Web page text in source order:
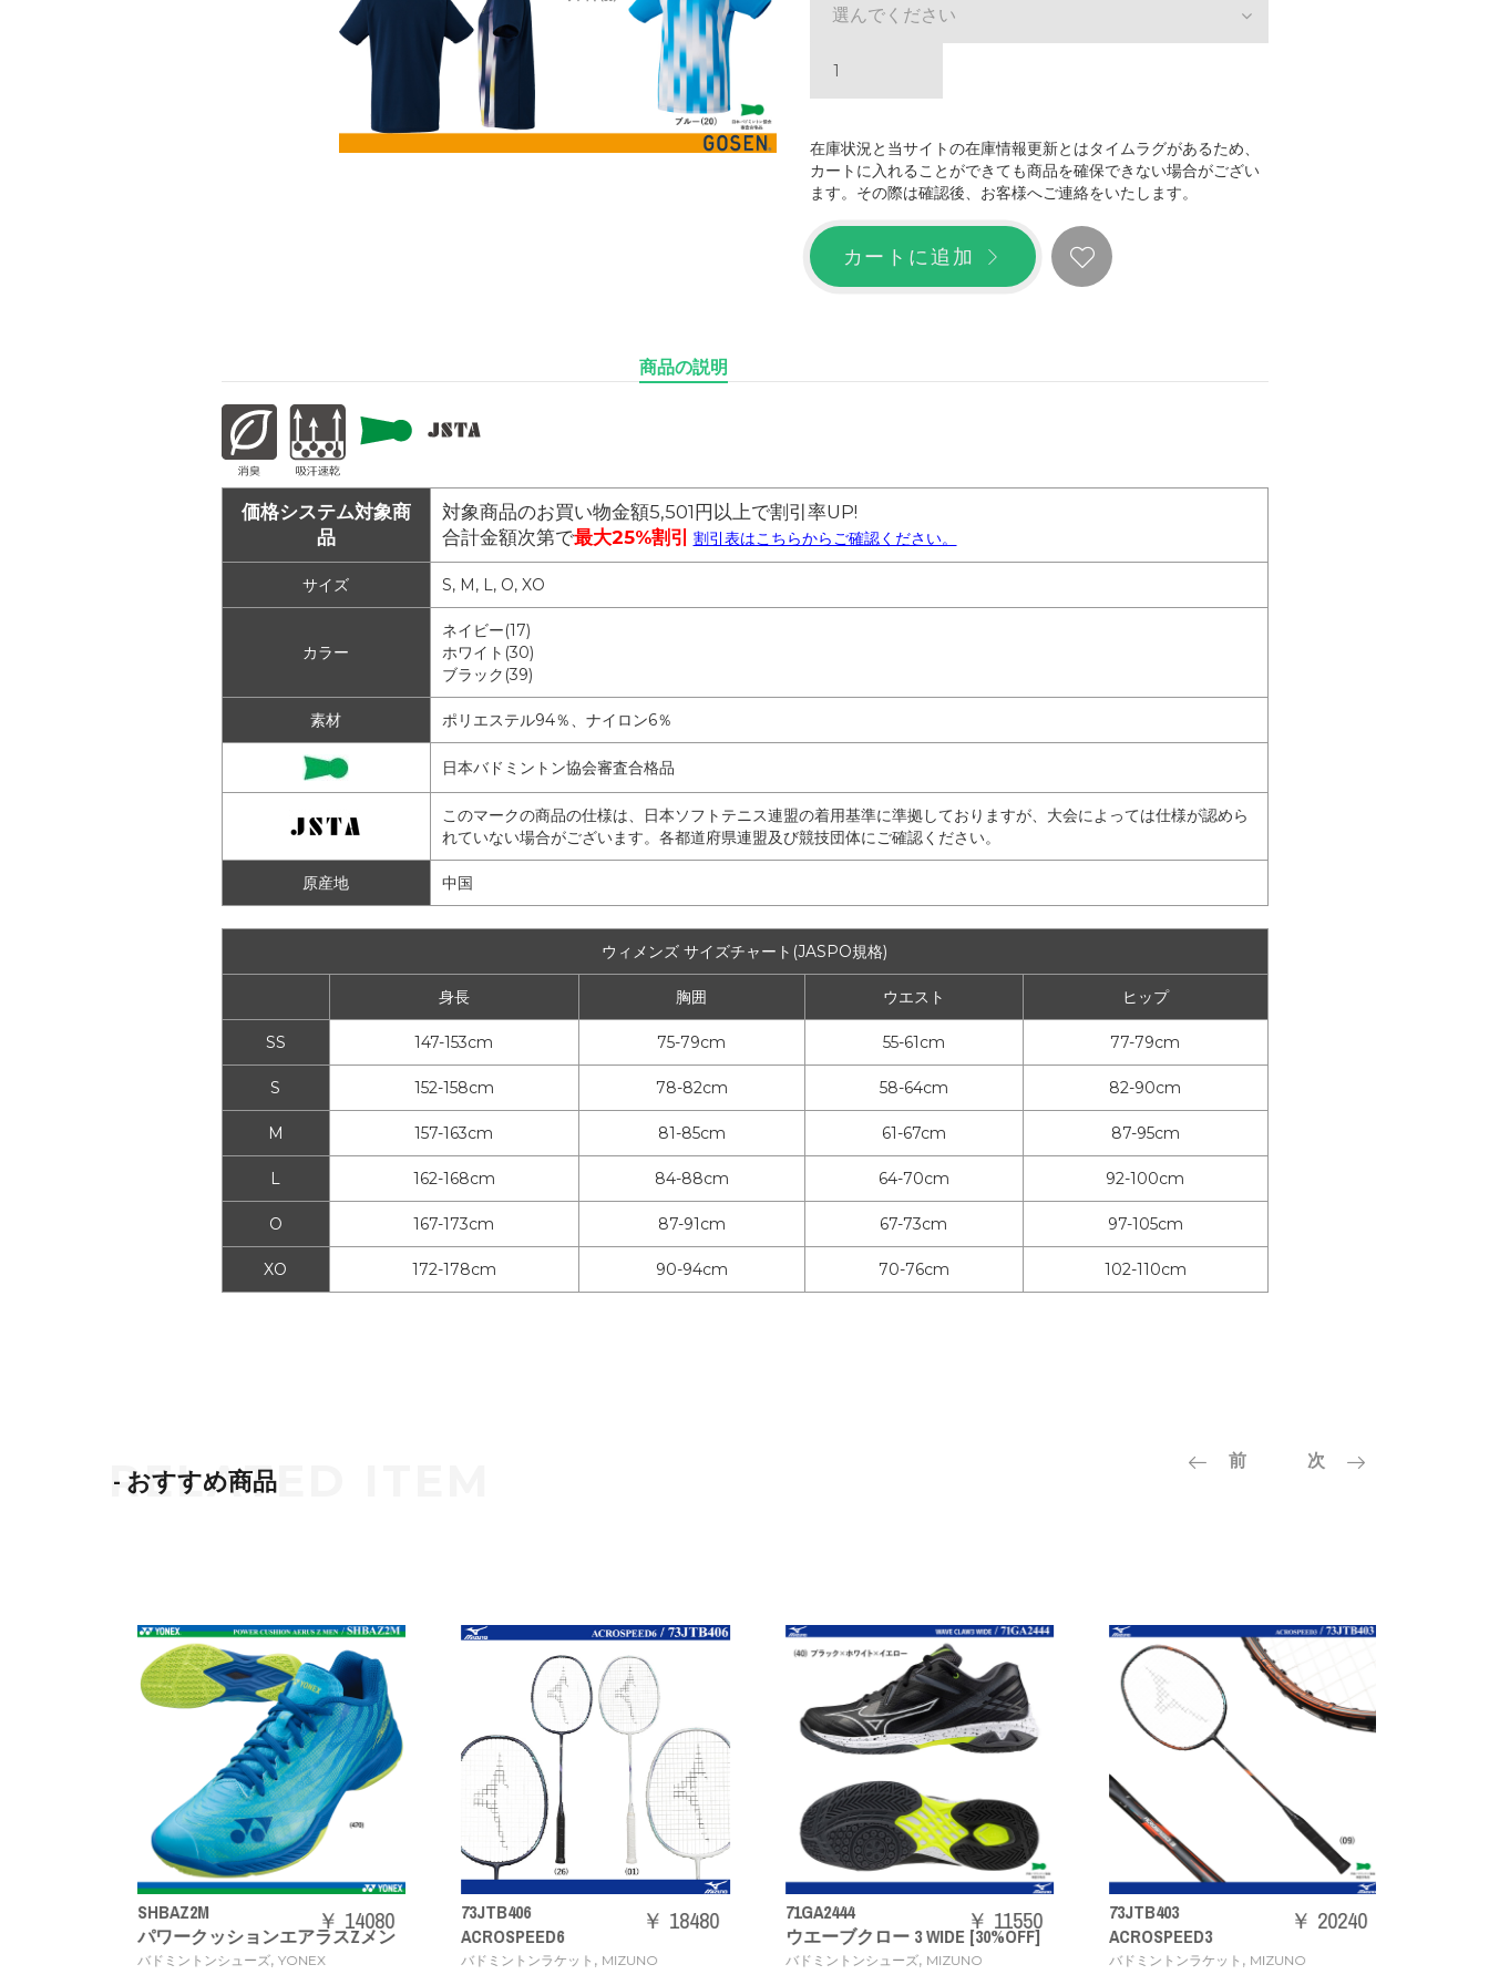
選んでください
在庫状況と当サイトの在庫情報更新とはタイムラグがあるため、
カートに入れることができても商品を確保できない場合がござい
ます。その際は確認後、お客様へご連絡をいたします。
カートに追加
商品の説明
価格システム対象商
品
対象商品のお買い物金額5,501円以上で割引率UP!
合計金額次第で最大25%割引 割引表はこちらからご確認ください。
サイズ S, M, L, O, XO
カラー
ネイビー(17)
ホワイト(30)
ブラック(39)
素材 ポリエステル94％、ナイロン6％
日本バドミントン協会審査合格品
このマークの商品の仕様は、日本ソフトテニス連盟の着用基準に準拠しておりますが、大会によっては仕様が認めら
れていない場合がございます。各都道府県連盟及び競技団体にご確認ください。
原産地 中国
ウィメンズ サイズチャート(JASPO規格)
身長 胸囲 ウエスト ヒップ
SS 147-153cm 75-79cm 55-61cm 77-79cm
S 152-158cm 78-82cm 58-64cm 82-90cm
M 157-163cm 81-85cm 61-67cm 87-95cm
L 162-168cm 84-88cm 64-70cm 92-100cm
O 167-173cm 87-91cm 67-73cm 97-105cm
XO 172-178cm 90-94cm 70-76cm 102-110cm
- おすすめ商品
前 次
SHBAZ2M
パワークッションエアラスZメン
バドミントンシューズ ,YONEX
￥ 14080
73JTB406
ACROSPEED6
バドミントンラケット ,MIZUNO
￥ 18480
71GA2444
ウエーブクロー 3 WIDE [30%OFF]
バドミントンシューズ ,MIZUNO
￥ 11550
73JTB403
ACROSPEED3
バドミントンラケット ,MIZUNO
￥ 20240